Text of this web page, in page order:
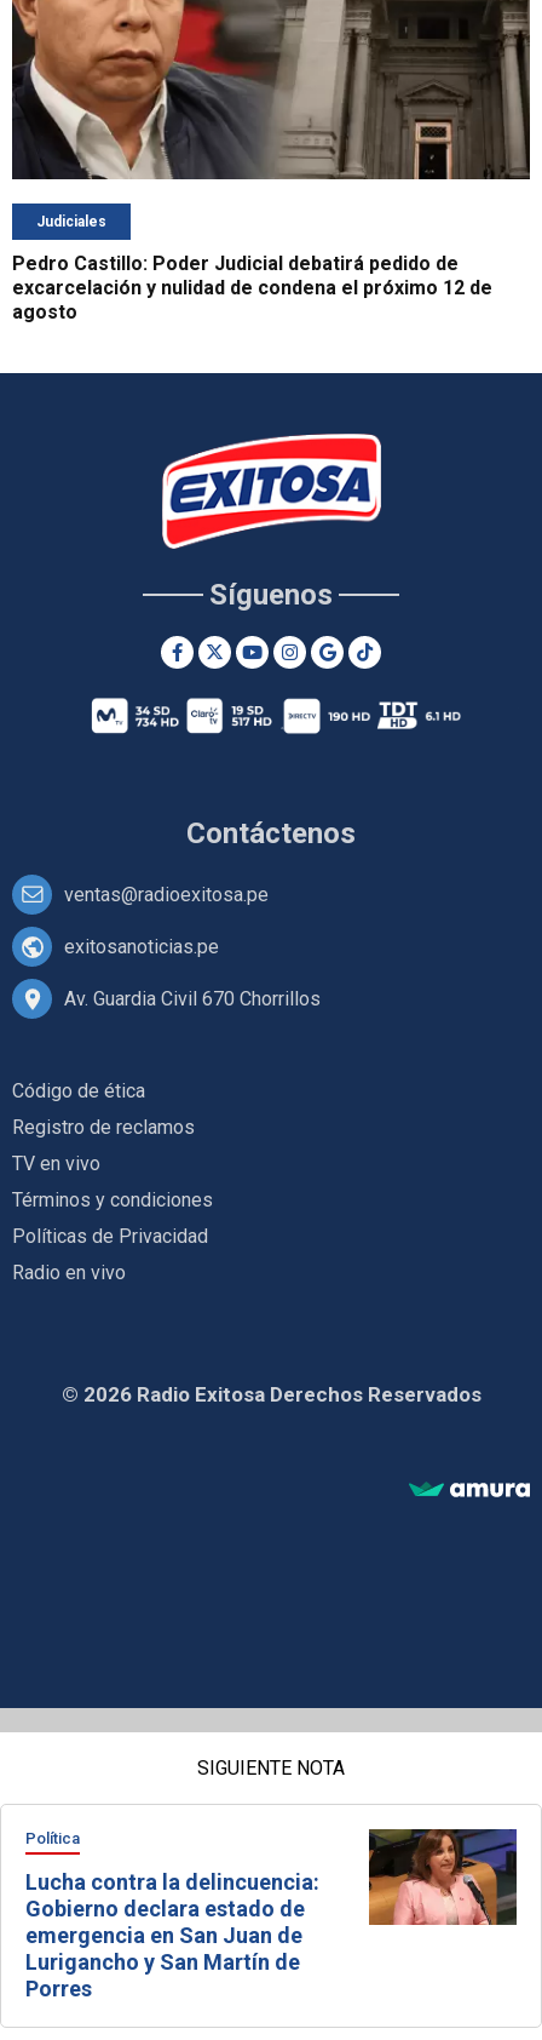
Judiciales
Pedro Castillo: Poder Judicial debatirá pedido de
excarcelación y nulidad de condena el próximo 12 de
agosto
Contáctenos
ventas@radioexitosa.pe
exitosanoticias.pe
Av. Guardia Civil 670 Chorrillos
Síguenos
Código de ética
Registro de reclamos
TV en vivo
Términos y condiciones
Políticas de Privacidad
Radio en vivo
© 2026 Radio Exitosa Derechos Reservados
SIGUIENTE NOTA
Política
Lucha contra la delincuencia:
Gobierno declara estado de
emergencia en San Juan de
Lurigancho y San Martín de
Porres